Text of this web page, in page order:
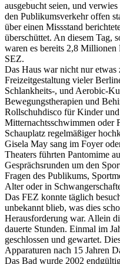
ausgebucht seien, und
den Publikumsverkehr offen
über einen Missstand
überschüttet. An diesem Tag,
waren es bereits 2,8 Millionen
SEZ.
Das Haus war nicht nur etwas
Freizeitgestaltung vieler
Schlankheits-, und Aerobic-
Bewegungstherapien und
Rollschuhdisco für Kinder
Mitternachtsschwimmen oder
Schauplatz regelmäßiger
Gisela May sang im Foyer
Theaters führten Pantomime
Gesprächsrunden um den
Fragen des Publikums,
Alter oder in
Das FEZ konnte täglich
unbekannt blieb, was dies
Herausforderung war. Allein
dauerte Stunden. Einmal im
geschlossen und gewartet.
Apparaturen nach 15 Jahren
Das Bad wurde 2002